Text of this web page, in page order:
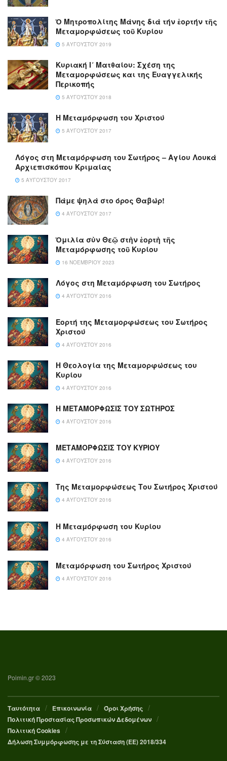
Ὁ Μητροπολίτης Μάνης διά τήν ἑορτήν τῆς
Μεταμορφώσεως τοῦ Κυρίου
5 ΑΥΓΟΎΣΤΟΥ 2019
Κυριακή Ι´ Ματθαίου: Σχέση της
Μεταμορφώσεως και της Ευαγγελικής
Περικοπής
5 ΑΥΓΟΎΣΤΟΥ 2018
Η Μεταμόρφωση του Χριστού
5 ΑΥΓΟΎΣΤΟΥ 2017
Λόγος στη Μεταμόρφωση του Σωτήρος – Αγίου Λουκά
Αρχιεπισκόπου Κριμαίας
5 ΑΥΓΟΎΣΤΟΥ 2017
Πάμε ψηλά στο όρος Θαβώρ!
4 ΑΥΓΟΎΣΤΟΥ 2017
Ὁμιλία σὺν Θεῷ στὴν ἑορτὴ τῆς
Μεταμόρφωσης τοῦ Κυρίου
16 ΝΟΕΜΒΡΊΟΥ 2023
Λόγος στη Μεταμόρφωση του Σωτήρος
4 ΑΥΓΟΎΣΤΟΥ 2016
Εορτή της Μεταμορφώσεως του Σωτήρος
Χριστού
4 ΑΥΓΟΎΣΤΟΥ 2016
Η Θεολογία της Μεταμορφώσεως του
Κυρίου
4 ΑΥΓΟΎΣΤΟΥ 2016
Η ΜΕΤΑΜΟΡΦΩΣΙΣ ΤΟΥ ΣΩΤΗΡΟΣ
4 ΑΥΓΟΎΣΤΟΥ 2016
ΜΕΤΑΜΟΡΦΩΣΙΣ ΤΟΥ ΚΥΡΙΟΥ
4 ΑΥΓΟΎΣΤΟΥ 2016
Της Μεταμορφώσεως Του Σωτήρος Χριστού
4 ΑΥΓΟΎΣΤΟΥ 2016
Η Μεταμόρφωση του Κυρίου
4 ΑΥΓΟΎΣΤΟΥ 2016
Μεταμόρφωση του Σωτήρος Χριστού
4 ΑΥΓΟΎΣΤΟΥ 2016
Poimin.gr © 2023
Ταυτότητα Επικοινωνία
Όροι Χρήσης
Πολιτική Προστασίας Προσωπικών Δεδομένων
Πολιτική Cookies
Δήλωση Συμμόρφωσης με τη Σύσταση (ΕΕ) 2018/334